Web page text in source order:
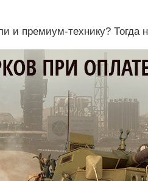
и премиум-технику? Тогда